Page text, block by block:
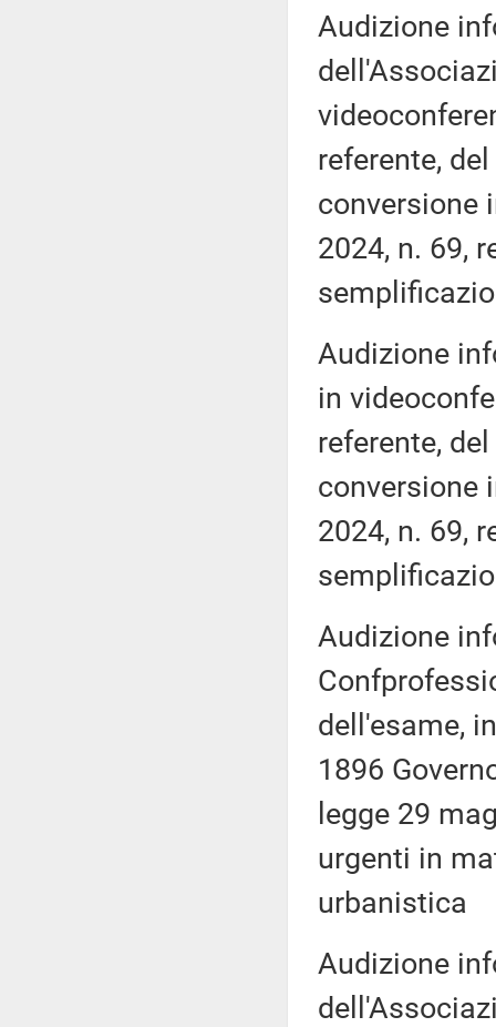
Audizione
referente,
conversione
2024, n. 69,
Audizione
in
referente,
conversione
2024, n. 69,
Audizione
dell'esame,
1896
legge 29
urgenti in
urbanistica
Audizione